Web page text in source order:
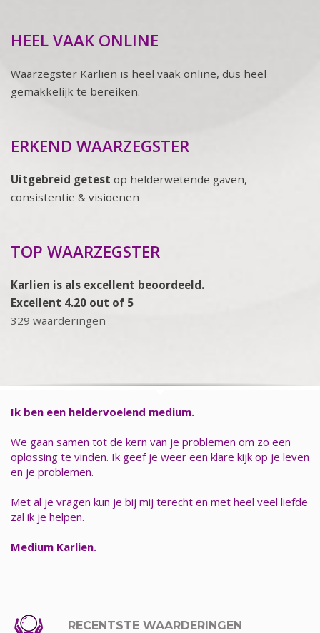
HEEL VAAK ONLINE
Waarzegster Karlien is heel vaak online, dus heel
gemakkelijk te bereiken.
ERKEND WAARZEGSTER
Uitgebreid getest op helderwetende gaven,
consistentie & visioenen
TOP WAARZEGSTER
Karlien is als excellent beoordeeld.
Excellent 4.20 out of 5
329 waarderingen
Ik ben een heldervoelend medium.
We gaan samen tot de kern van je problemen om zo een
oplossing te vinden. Ik geef je weer een klare kijk op je leven
en je problemen.
Met al je vragen kun je bij mij terecht en met heel veel liefde
zal ik je helpen.
Medium Karlien.
RECENTSTE WAARDERINGEN